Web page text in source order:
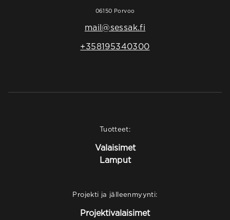
06150 Porvoo
mail@sessak.fi
+358195340300
Tuotteet:
Valaisimet
Lamput
Projekti ja jälleenmyynti:
Projektivalaisimet